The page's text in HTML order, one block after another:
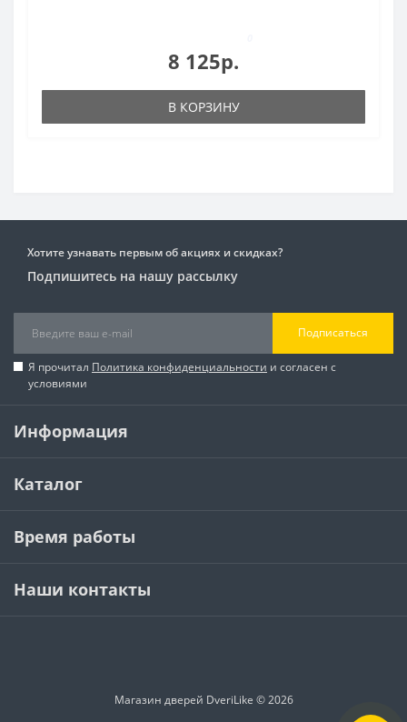
8 125р.
В КОРЗИНУ
Хотите узнавать первым об акциях и скидках?
Подпишитесь на нашу рассылку
Подписаться
Я прочитал Политика конфиденциальности и согласен с
условиями
Информация
Каталог
Время работы
Наши контакты
Магазин дверей DveriLike © 2026